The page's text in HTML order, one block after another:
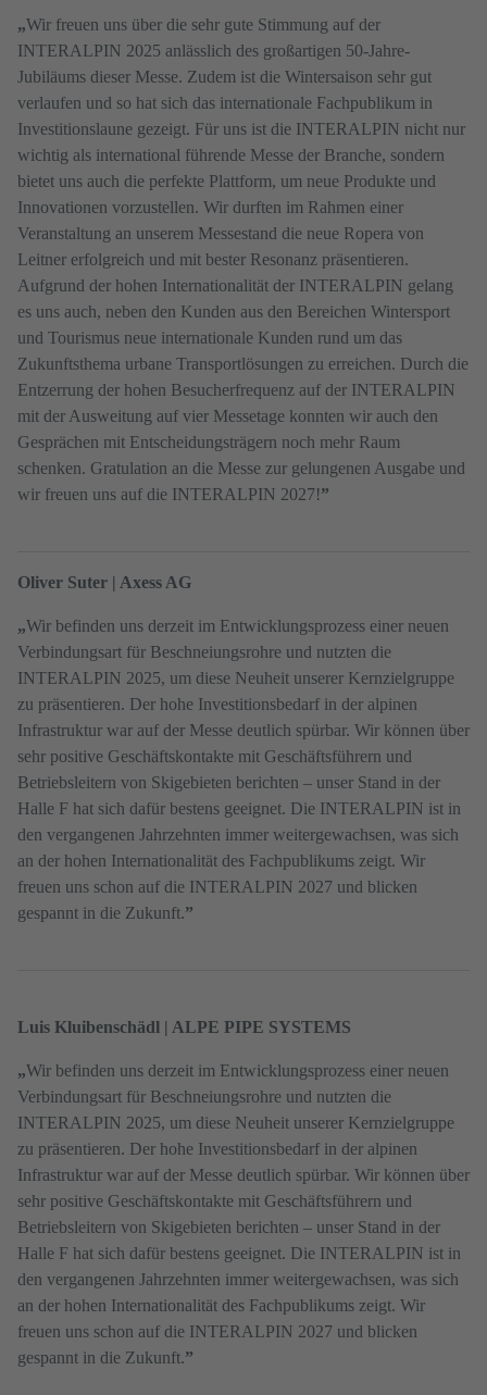
„Wir freuen uns über die sehr gute Stimmung auf der
INTERALPIN 2025 anlässlich des großartigen 50-Jahre-
Jubiläums dieser Messe. Zudem ist die Wintersaison sehr gut
verlaufen und so hat sich das internationale Fachpublikum in
Investitionslaune gezeigt. Für uns ist die INTERALPIN nicht nur
wichtig als international führende Messe der Branche, sondern
bietet uns auch die perfekte Plattform, um neue Produkte und
Innovationen vorzustellen. Wir durften im Rahmen einer
Veranstaltung an unserem Messestand die neue Ropera von
Leitner erfolgreich und mit bester Resonanz präsentieren.
Aufgrund der hohen Internationalität der INTERALPIN gelang
es uns auch, neben den Kunden aus den Bereichen Wintersport
und Tourismus neue internationale Kunden rund um das
Zukunftsthema urbane Transportlösungen zu erreichen. Durch die
Entzerrung der hohen Besucherfrequenz auf der INTERALPIN
mit der Ausweitung auf vier Messetage konnten wir auch den
Gesprächen mit Entscheidungsträgern noch mehr Raum
schenken. Gratulation an die Messe zur gelungenen Ausgabe und
wir freuen uns auf die INTERALPIN 2027!”
Oliver Suter | Axess AG
„Wir befinden uns derzeit im Entwicklungsprozess einer neuen
Verbindungsart für Beschneiungsrohre und nutzten die
INTERALPIN 2025, um diese Neuheit unserer Kernzielgruppe
zu präsentieren. Der hohe Investitionsbedarf in der alpinen
Infrastruktur war auf der Messe deutlich spürbar. Wir können über
sehr positive Geschäftskontakte mit Geschäftsführern und
Betriebsleitern von Skigebieten berichten – unser Stand in der
Halle F hat sich dafür bestens geeignet. Die INTERALPIN ist in
den vergangenen Jahrzehnten immer weitergewachsen, was sich
an der hohen Internationalität des Fachpublikums zeigt. Wir
freuen uns schon auf die INTERALPIN 2027 und blicken
gespannt in die Zukunft.”
Luis Kluibenschädl | ALPE PIPE SYSTEMS
„Wir befinden uns derzeit im Entwicklungsprozess einer neuen
Verbindungsart für Beschneiungsrohre und nutzten die
INTERALPIN 2025, um diese Neuheit unserer Kernzielgruppe
zu präsentieren. Der hohe Investitionsbedarf in der alpinen
Infrastruktur war auf der Messe deutlich spürbar. Wir können über
sehr positive Geschäftskontakte mit Geschäftsführern und
Betriebsleitern von Skigebieten berichten – unser Stand in der
Halle F hat sich dafür bestens geeignet. Die INTERALPIN ist in
den vergangenen Jahrzehnten immer weitergewachsen, was sich
an der hohen Internationalität des Fachpublikums zeigt. Wir
freuen uns schon auf die INTERALPIN 2027 und blicken
gespannt in die Zukunft.”